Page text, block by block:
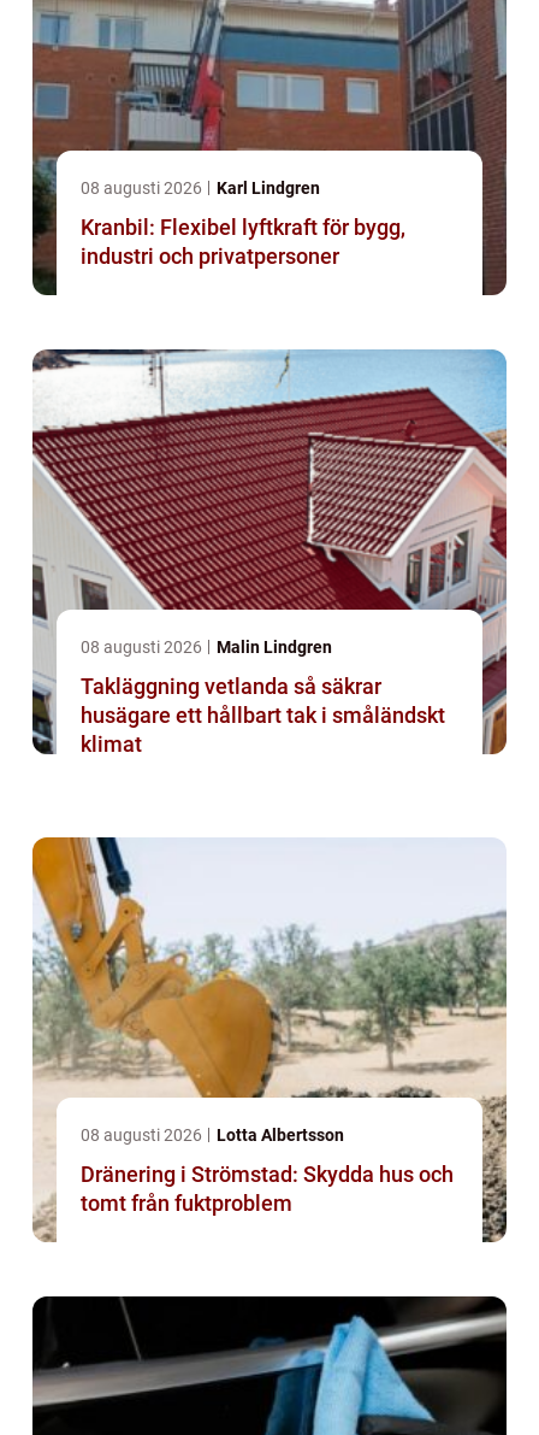
08 augusti 2026 Karl Lindgren
Kranbil: Flexibel lyftkraft för bygg,
industri och privatpersoner
08 augusti 2026 Malin Lindgren
Takläggning vetlanda så säkrar
husägare ett hållbart tak i småländskt
klimat
08 augusti 2026 Lotta Albertsson
Dränering i Strömstad: Skydda hus och
tomt från fuktproblem